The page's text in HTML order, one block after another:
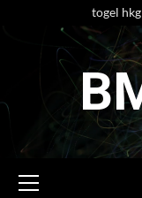
togel
Menu